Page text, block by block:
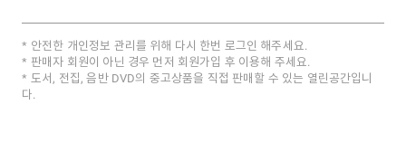
안전한 개인정보 관리를 위해 다시 한번 로그인 해주세요.
판매자 회원이 아닌 경우 먼저 회원가입 후 이용해 주세요.
도서, 전집, 음반 DVD의 중고상품을 직접 판매할 수 있는 열린공간입니
다.